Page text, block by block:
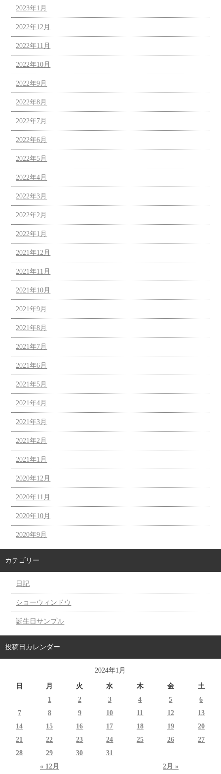
2023年1月
2022年12月
2022年11月
2022年10月
2022年9月
2022年8月
2022年7月
2022年6月
2022年5月
2022年4月
2022年3月
2022年2月
2022年1月
2021年12月
2021年11月
2021年10月
2021年9月
2021年8月
2021年7月
2021年6月
2021年5月
2021年4月
2021年3月
2021年2月
2021年1月
2020年12月
2020年11月
2020年10月
2020年9月
カテゴリー
日記
ショーウィンドウ
誕生日サンプル
投稿日カレンダー
2024年1月
日 月 火 水 木 金 土
« 12月 2月 »
1 2 3 4 5
6
7
8 9 10 11 12
13
14
15 16 17 18 19
20
21
22 23 24 25 26
27
28
29 30 31